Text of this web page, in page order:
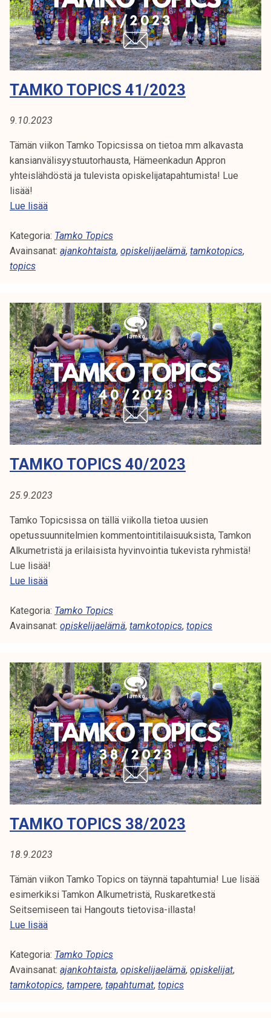
4
1
/
2
0
2
TAMKO TOPICS 41/2023
9.10.2023
Tämän viikon Tamko Topicsissa on tietoa mm alkavasta
kansianvälisyystuutorhausta, Hämeenkadun Appron
yhteislähdöstä ja tulevista opiskelijatapahtumista! Lue
lisää!
Lue lisääT
m
k
p
i
c
s
4
1
/
2
0
2
3
Kategoria: Tamko Topics
Avainsanat: ajankohtaista, opiskelijaelämä, tamkotopics,
topics
TAMKO TOPICS 40/2023
25.9.2023
Tamko Topicsissa on tällä viikolla tietoa uusien
opetussuunnitelmien kommentointitilaisuuksista, Tamkon
Alkumetristä ja erilaisista hyvinvointia tukevista ryhmistä!
Lue lisää!
Lue lisääT
m
k
o
p
i
c
s
4
0
/
2
0
2
Kategoria: Tamko Topics
Avainsanat: opiskelijaelämä, tamkotopics, topics
TAMKO TOPICS 38/2023
18.9.2023
Tämän viikon Tamko Topics on täynnä tapahtumia! Lue lisää
esimerkiksi Tamkon Alkumetristä, Ruskaretkestä
Seitsemiseen tai Hangouts tietovisa-illasta!
Lue lisääT
m
k
o
Kategoria: Tamko Topics
Avainsanat: ajankohtaista, opiskelijaelämä, opiskelijat,
tamkotopics, tampere, tapahtumat, topics